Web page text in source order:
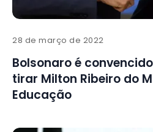
28 de março de 2022
Bolsonaro é
tirar Milton Ribeiro do
Educação